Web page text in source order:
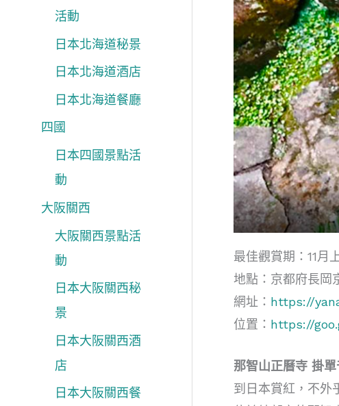
活動
日本北海道秘景
日本北海道酒店
日本北海道餐廳
四國
日本四國景點活
動
大阪關西
大阪關西景點活
動
日本大阪關西秘
景
日本大阪關西酒
店
日本大阪關西餐
最佳觀賞期：11月
地點：京都府長岡
網址： https://
位置： https://
那智山正曆寺 掛
到日本賞紅，不外